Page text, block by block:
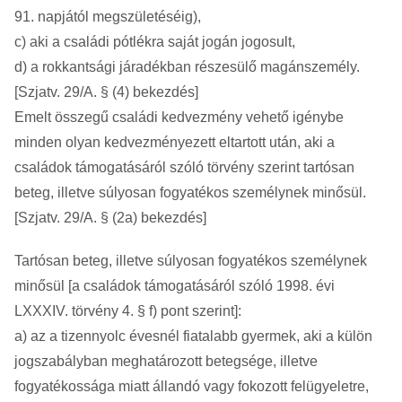
91. napjától megszületéséig),
c) aki a családi pótlékra saját jogán jogosult,
d) a rokkantsági járadékban részesülő magánszemély.
[Szjatv. 29/A. § (4) bekezdés]
Emelt összegű családi kedvezmény vehető igénybe
minden olyan kedvezményezett eltartott után, aki a
családok támogatásáról szóló törvény szerint tartósan
beteg, illetve súlyosan fogyatékos személynek minősül.
[Szjatv. 29/A. § (2a) bekezdés]
Tartósan beteg, illetve súlyosan fogyatékos személynek
minősül [a családok támogatásáról szóló 1998. évi
LXXXIV. törvény 4. § f) pont szerint]:
a) az a tizennyolc évesnél fiatalabb gyermek, aki a külön
jogszabályban meghatározott betegsége, illetve
fogyatékossága miatt állandó vagy fokozott felügyeletre,